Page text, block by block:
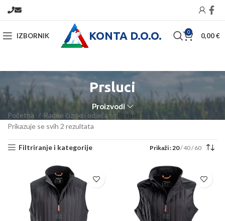
IZBORNIK KONTA D.O.O. 0 0,00€
Prsluci
Proizvodi
Početna Radne čizme i odjeća
Prsluci
Prikazuje se svih 2 rezultata
Filtriranje i kategorije Prikaži 20 40 60